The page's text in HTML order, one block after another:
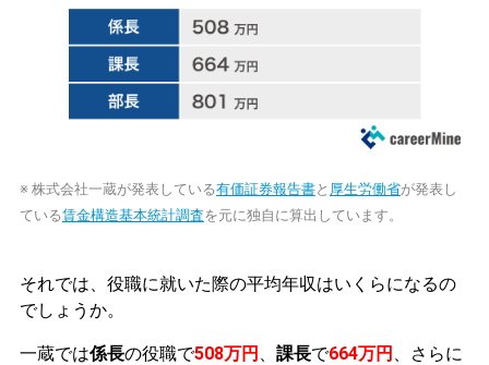
※ 株式会社一蔵が発表している有価証券報告書と 厚生労働省が発表し
ている賃金構造基本統計調査を元に独自に算出しています。
それでは、役職に就いた際の平均年収はいくらになるの
でしょうか。
一蔵では係長の役職で508万円 課長で664万円
、さらに